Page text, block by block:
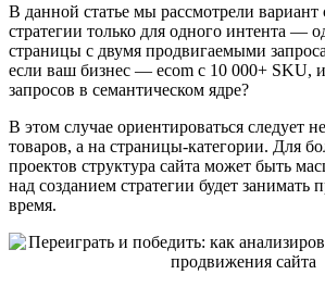
В данной статье мы рассмотрели вариант
стратегии только для одного интента —
страницы с двумя продвигаемыми
если ваш бизнес — еcom с 10 000+ SKU,
запросов в семантическом ядре?
В этом случае ориентироваться следует
товаров, а на страницы-категории. Для
проектов структура сайта может быть
над созданием стратегии будет занимать
время.